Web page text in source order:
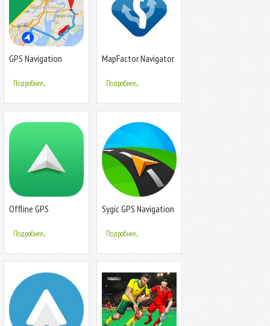
GPS Navigation
без интернета
Подробнее...
MapFactor Navigator
Maps
Подробнее...
Offline GPS
Подробнее...
Sygic GPS Navigation
Подробнее...